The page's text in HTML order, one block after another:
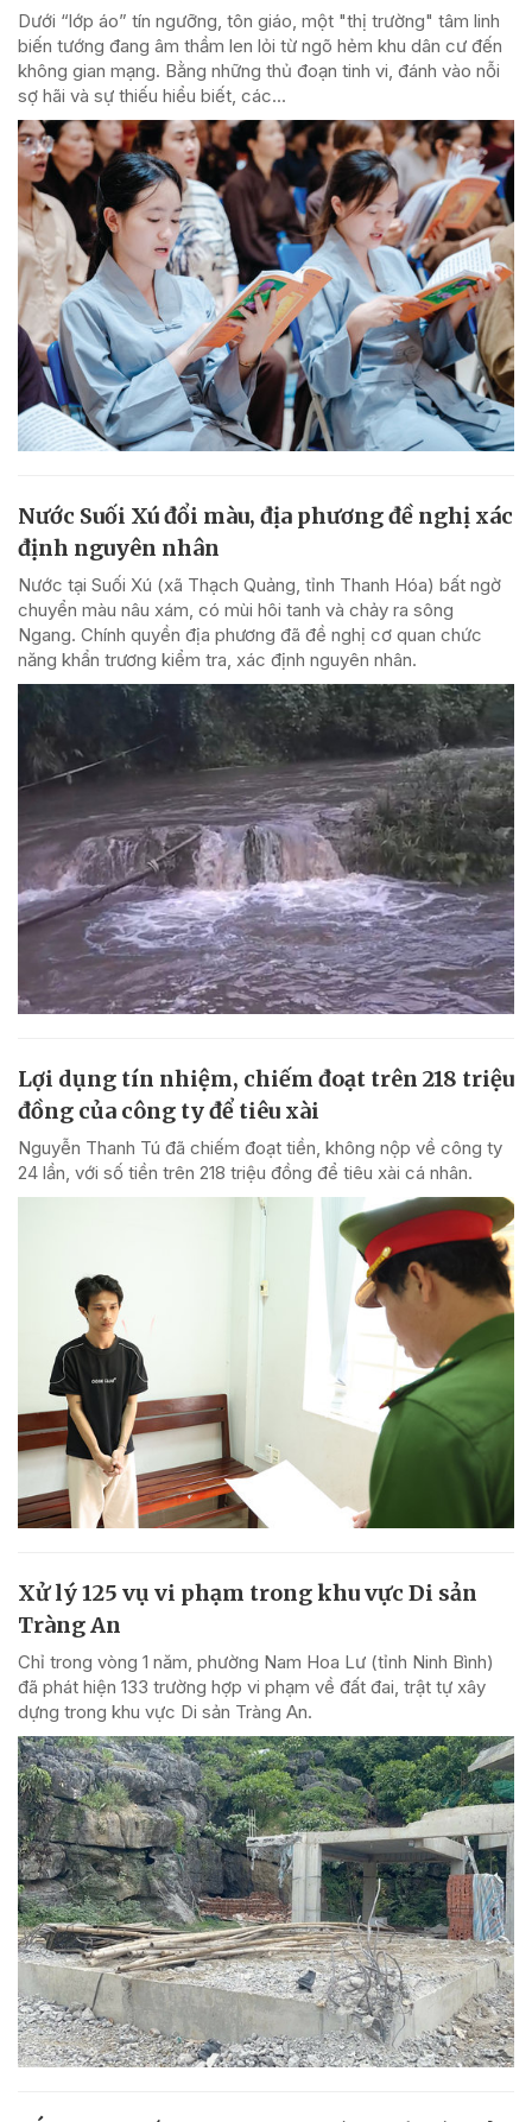
Dưới “lớp áo” tín ngưỡng, tôn giáo, một "thị trường" tâm linh
biến tướng đang âm thầm len lỏi từ ngõ hẻm khu dân cư đến
không gian mạng. Bằng những thủ đoạn tinh vi, đánh vào nỗi
sợ hãi và sự thiếu hiểu biết, các...
Nước Suối Xú đổi màu, địa phương đề nghị xác
định nguyên nhân
Nước tại Suối Xú (xã Thạch Quảng, tỉnh Thanh Hóa) bất ngờ
chuyển màu nâu xám, có mùi hôi tanh và chảy ra sông
Ngang. Chính quyền địa phương đã đề nghị cơ quan chức
năng khẩn trương kiểm tra, xác định nguyên nhân.
Lợi dụng tín nhiệm, chiếm đoạt trên 218 triệu
đồng của công ty để tiêu xài
Nguyễn Thanh Tú đã chiếm đoạt tiền, không nộp về công ty
24 lần, với số tiền trên 218 triệu đồng để tiêu xài cá nhân.
Xử lý 125 vụ vi phạm trong khu vực Di sản
Tràng An
Chỉ trong vòng 1 năm, phường Nam Hoa Lư (tỉnh Ninh Bình)
đã phát hiện 133 trường hợp vi phạm về đất đai, trật tự xây
dựng trong khu vực Di sản Tràng An.